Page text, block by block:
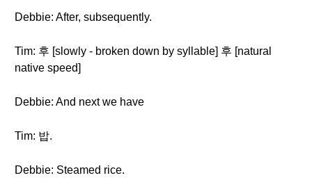
Debbie: After, subsequently.
Tim: 후 [slowly - broken down by syllable] 후 [natural
native speed]
Debbie: And next we have
Tim: 밥.
Debbie: Steamed rice.